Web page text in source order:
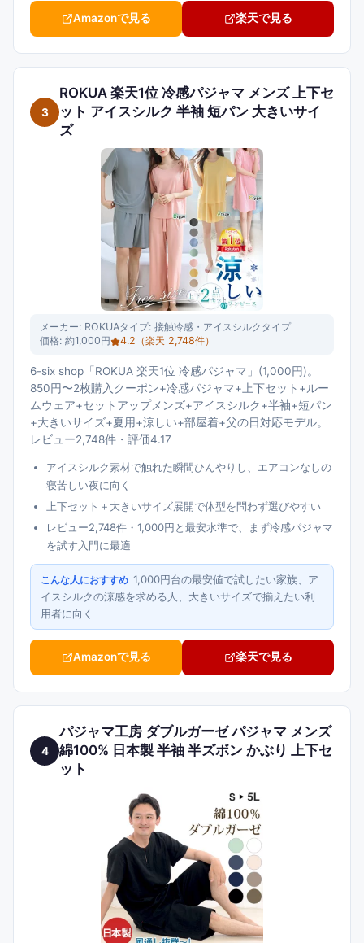
Amazonで見る 楽天で見る
3
ROKUA 楽天1位 冷感パジャマ メンズ 上下セ
ット アイスシルク 半袖 短パン 大きいサイ
ズ
メーカー: ROKUAタイプ: 接触冷感・アイスシルクタイプ
価格: 約1,000円 4.2 （楽天 2,748件）
6-six shop「ROKUA 楽天1位 冷感パジャマ」(1,000円)。
850円〜2枚購入クーポン+冷感パジャマ+上下セット+ルー
ムウェア+セットアップメンズ+アイスシルク+半袖+短パン
+大きいサイズ+夏用+涼しい+部屋着+父の日対応モデル。
レビュー2,748件・評価4.17
アイスシルク素材で触れた瞬間ひんやりし、エアコンなしの
寝苦しい夜に向く
上下セット＋大きいサイズ展開で体型を問わず選びやすい
レビュー2,748件・1,000円と最安水準で、まず冷感パジャマ
を試す入門に最適
こんな人におすすめ 1,000円台の最安値で試したい家族、ア
イスシルクの涼感を求める人、大きいサイズで揃えたい利
用者に向く
Amazonで見る 楽天で見る
4
パジャマ工房 ダブルガーゼ パジャマ メンズ
綿100% 日本製 半袖 半ズボン かぶり 上下セ
ット